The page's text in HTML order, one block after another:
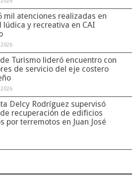
mil atenciones realizadas en
lúdica y recreativa en CAI
Turismo lideró encuentro con
de servicio del eje costero
Delcy Rodríguez supervisó
recuperación de edificios
por terremotos en Juan José